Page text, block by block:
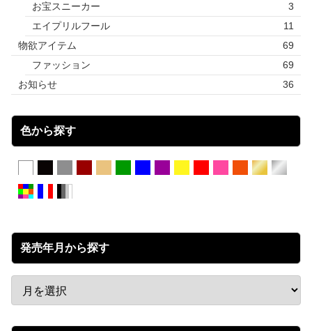
お宝スニーカー
3
エイプリルフール
11
物欲アイテム
69
ファッション
69
お知らせ
36
色から探す
発売年月から探す